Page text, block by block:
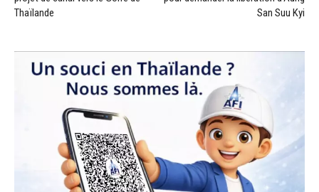
Thaïlande
San Suu Kyi